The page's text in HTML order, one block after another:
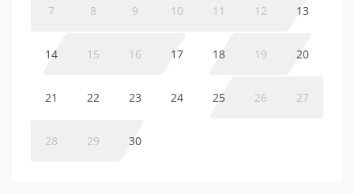
7 8 9 10 11 12 13
14 15 16 17 18 19 20
21 22 23 24 25 26 27
28 29 30